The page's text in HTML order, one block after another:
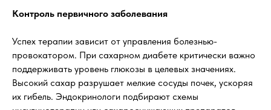
Контроль первичного заболевания
Успех терапии зависит от управления болезнью-
провокатором. При сахарном диабете критически важно
поддерживать уровень глюкозы в целевых значениях.
Высокий сахар разрушает мелкие сосуды почек, ускоряя
их гибель. Эндокринологи подбирают схемы